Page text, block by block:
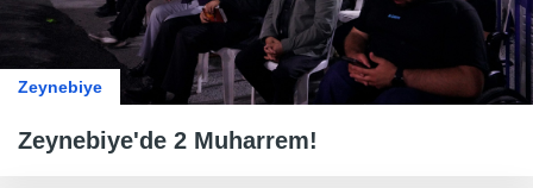
Zeynebiye
Zeynebiye'de 2 Muharrem!